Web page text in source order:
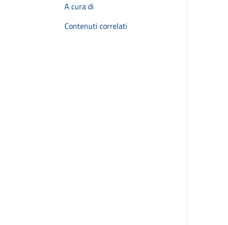
A cura di
Contenuti correlati